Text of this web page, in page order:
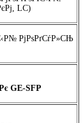
LC)
РјРѕРґСѓР»СЊ
GE-SFP